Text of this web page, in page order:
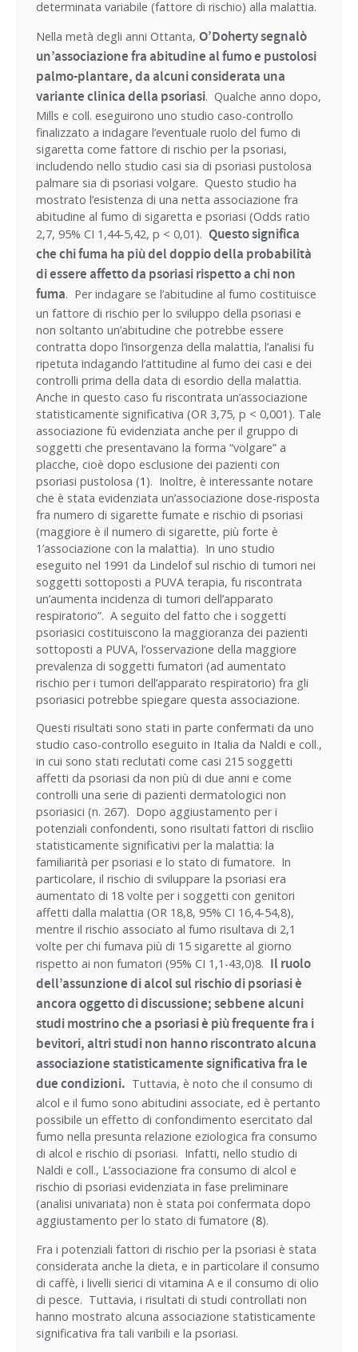
determinata variabile (fattore di rischio) alla malattia.
Nella metà degli anni Ottanta, O’Doherty segnalò
un’associazione fra abitudine al fumo e pustolosi
palmo-plantare, da alcuni considerata una
variante clinica della psoriasi. Qualche anno dopo,
Mills e coll. eseguirono uno studio caso-controllo
finalizzato a indagare l’eventuale ruolo del fumo di
sigaretta come fattore di rischio per la psoriasi,
includendo nello studio casi sia di psoriasi pustolosa
palmare sia di psoriasi volgare. Questo studio ha
mostrato l’esistenza di una netta associazione fra
abitudine al fumo di sigaretta e psoriasi (Odds ratio
2,7, 95% CI 1,44-5,42, p < 0,01). Questo significa
che chi fuma ha più del doppio della probabilità
di essere affetto da psoriasi rispetto a chi non
fuma. Per indagare se l’abitudine al fumo costituisce
un fattore di rischio per lo sviluppo della psoriasi e
non soltanto un’abitudine che potrebbe essere
contratta dopo l’insorgenza della malattia, l’analisi fu
ripetuta indagando l’attitudine al fumo dei casi e dei
controlli prima della data di esordio della malattia.
Anche in questo caso fu riscontrata un’associazione
statisticamente significativa (OR 3,75, p < 0,001). Tale
associazione fù evidenziata anche per il gruppo di
soggetti che presentavano la forma “volgare” a
placche, cioè dopo esclusione dei pazienti con
psoriasi pustolosa (1 ). Inoltre, è interessante notare
che è stata evidenziata un’associazione dose-risposta
fra numero di sigarette fumate e rischio di psoriasi
(maggiore è il numero di sigarette, più forte è
1’associazione con la malattia). In uno studio
eseguito nel 1991 da Lindelof sul rischio di tumori nei
soggetti sottoposti a PUVA terapia, fu riscontrata
un’aumenta incidenza di tumori dell’apparato
respiratorio”. A seguito del fatto che i soggetti
psoriasici costituiscono la maggioranza dei pazienti
sottoposti a PUVA, l’osservazione della maggiore
prevalenza di soggetti fumatori (ad aumentato
rischio per i tumori dell’apparato respiratorio) fra gli
psoriasici potrebbe spiegare questa associazione.
Questi risultati sono stati in parte confermati da uno
studio caso-controllo eseguito in Italia da Naldi e coll.,
in cui sono stati reclutati come casi 215 soggetti
affetti da psoriasi da non più di due anni e come
controlli una serie di pazienti dermatologici non
psoriasici (n. 267). Dopo aggiustamento per i
potenziali confondenti, sono risultati fattori di risclìio
statisticamente significativi per la malattia: la
familiarità per psoriasi e lo stato di fumatore. In
particolare, il rischio di sviluppare la psoriasi era
aumentato di 18 volte per i soggetti con genitori
affetti dalla malattia (OR 18,8, 95% CI 16,4-54,8),
mentre il rischio associato al fumo risultava di 2,1
volte per chi fumava più di 15 sigarette al giorno
rispetto ai non fumatori (95% CI 1,1-43,0)8. Il ruolo
dell’assunzione di alcol sul rischio di psoriasi è
ancora oggetto di discussione; sebbene alcuni
studi mostrino che a psoriasi è più frequente fra i
bevitori, altri studi non hanno riscontrato alcuna
associazione statisticamente significativa fra le
due condizioni. Tuttavia, è noto che il consumo di
alcol e il fumo sono abitudini associate, ed è pertanto
possibile un effetto di confondimento esercitato dal
fumo nella presunta relazione eziologica fra consumo
di alcol e rischio di psoriasi. Infatti, nello studio di
Naldi e coll., L’associazione fra consumo di alcol e
rischio di psoriasi evidenziata in fase preliminare
(analisi univariata) non è stata poi confermata dopo
aggiustamento per lo stato di fumatore (8).
Fra i potenziali fattori di rischio per la psoriasi è stata
considerata anche la dieta, e in particolare il consumo
di caffè, i livelli sierici di vitamina A e il consumo di olio
di pesce. Tuttavia, i risultati di studi controllati non
hanno mostrato alcuna associazione statisticamente
significativa fra tali varibili e la psoriasi.